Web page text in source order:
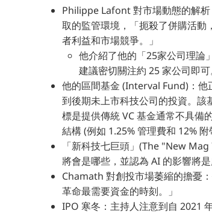
Philippe Lafont 對市場動態的解
取的監管環境，「扼殺了併購活
者利益和市場競爭。」
他介紹了他的「25家公司理論
建議密切關注約 25 家公司即可
他的區間基金 (Interval Fund)：他
到後期未上市科技公司的投資。該
標是提供傳統 VC 基金通常不具備
結構 (例如 1.25% 管理費和 12% 附
「新科技七巨頭」(The "New
將會是哪些，並認為 AI 的影響將
Chamath 對創投市場萎縮的擔憂
革命最需要資金的時刻。」
IPO 寒冬：主持人注意到自 2021